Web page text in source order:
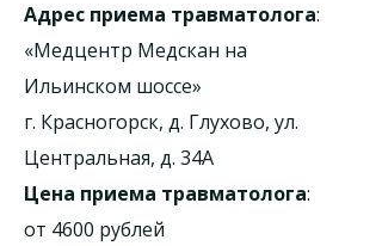
Адрес приема травматолога:
«Медцентр Медскан на
Ильинском шоссе»
г. Красногорск, д. Глухово, ул.
Центральная, д. 34А
Цена приема травматолога:
от 4600 рублей